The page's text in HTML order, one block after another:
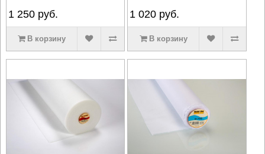
1 250руб.
В корзину
1 020 руб.
В корзину